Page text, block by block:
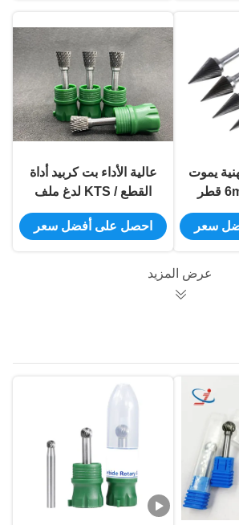
يموت
لقم الثقب 6mm قطر
سعر
عالية الأداء بت كربيد أداة
القطع / KTS لدغ ملف
الروتاري
احصل على أفضل سعر
عرض المزيد